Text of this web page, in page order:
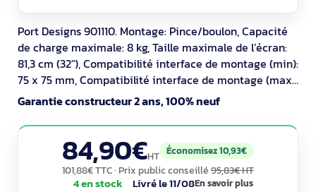
Port Designs 901110. Montage: Pince/boulon, Capacité
de charge maximale: 8 kg, Taille maximale de l’écran:
81,3 cm (32"), Compatibilité interface de montage (min):
75 x 75 mm, Compatibilité interface de montage (max):
100 x 100 mm. Réglage de la hauteur, Plage de l'angle
d'oscillation: -180 - 180°, Angle d'inclinaison: -45 - 90°.
Couleur du produit: Blanc
Garantie constructeur 2 ans, 100% neuf
84,90€HT Économisez 10,93€
101,88€ TTC· Prix public conseillé 95,83€ HT
4 en stock Livré le 11/08En savoir plus